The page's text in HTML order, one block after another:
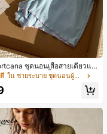
ชุดนอนเสื้อสายเดี่ยวแต่
และกางเกงขาสั้นสำหรับผู้หญิง
ใน ชายระบาย ชุดนอนผู้หญิง